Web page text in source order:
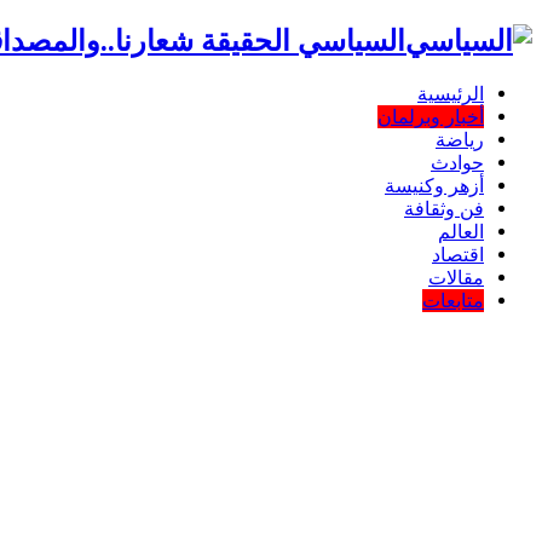
السياسي الحقيقة
الرئيسية
أخبار وبرلمان
رياضة
حوادث
أزهر وكنيسة
فن وثقافة
العالم
اقتصاد
مقالات
متابعات